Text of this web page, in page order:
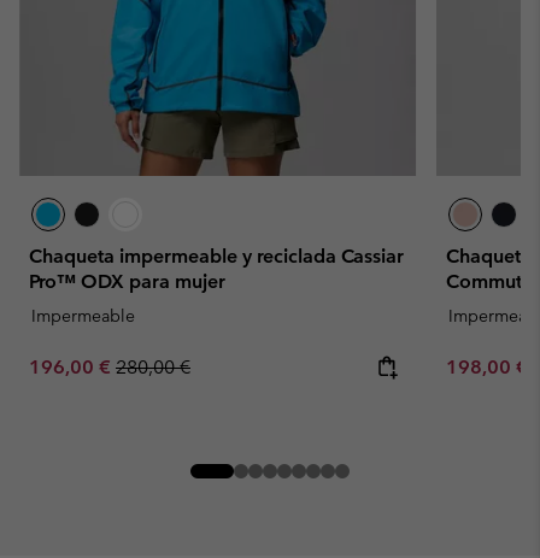
Chaqueta impermeable y reciclada Cassiar
Pro™ ODX para mujer
Impermeable
Sale price:
196,00 € Regular price:
280,00 €
Chaqueta
Sale price:
198,00 €